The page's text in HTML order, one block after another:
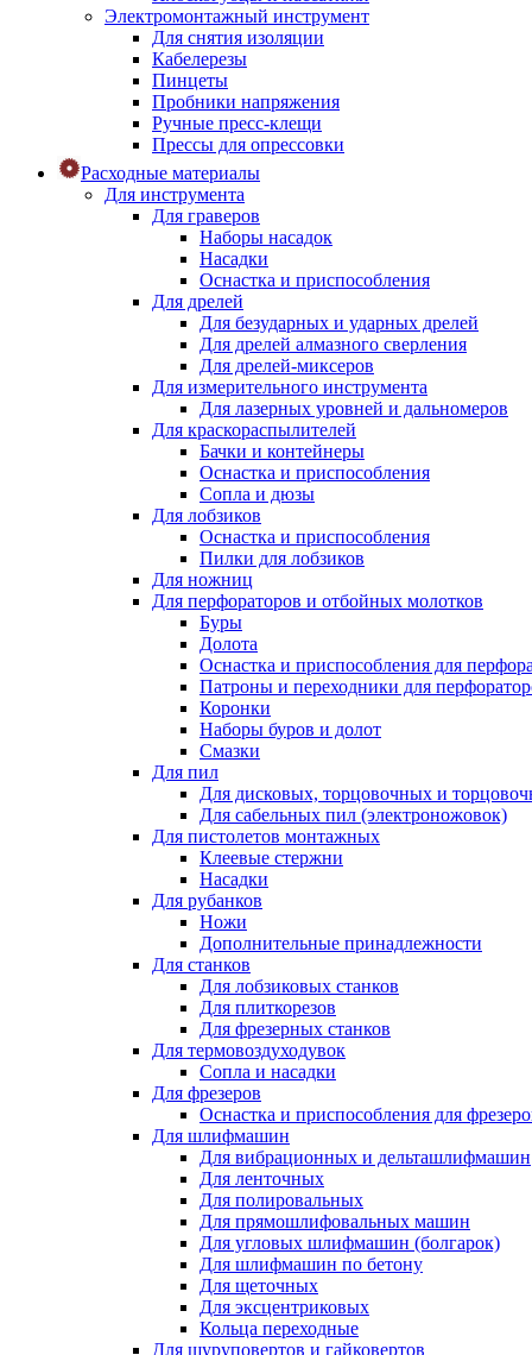
Электромонтажный инструмент
Для снятия изоляции
Кабелерезы
Пинцеты
Пробники напряжения
Ручные пресс-клещи
Прессы для опрессовки
Расходные материалы
Для инструмента
Для граверов
Наборы насадок
Насадки
Оснастка и приспособления
Для дрелей
Для безударных и ударных дрелей
Для дрелей алмазного сверления
Для дрелей-миксеров
Для измерительного инструмента
Для лазерных уровней и дальномеров
Для краскораспылителей
Бачки и контейнеры
Оснастка и приспособления
Сопла и дюзы
Для лобзиков
Оснастка и приспособления
Пилки для лобзиков
Для ножниц
Для перфораторов и отбойных молотков
Буры
Долота
Оснастка и приспособления для
Патроны и переходники для
Коронки
Наборы буров и долот
Смазки
Для пил
Для дисковых, торцовочных и
Для сабельных пил (электроножовок)
Для пистолетов монтажных
Клеевые стержни
Насадки
Для рубанков
Ножи
Дополнительные принадлежности
Для станков
Для лобзиковых станков
Для плиткорезов
Для фрезерных станков
Для термовоздуходувок
Сопла и насадки
Для фрезеров
Оснастка и приспособления для
Для шлифмашин
Для вибрационных и дельташлифмашин
Для ленточных
Для полировальных
Для прямошлифовальных машин
Для угловых шлифмашин (болгарок)
Для шлифмашин по бетону
Для щеточных
Для эксцентриковых
Кольца переходные
Для шуруповертов и гайковертов